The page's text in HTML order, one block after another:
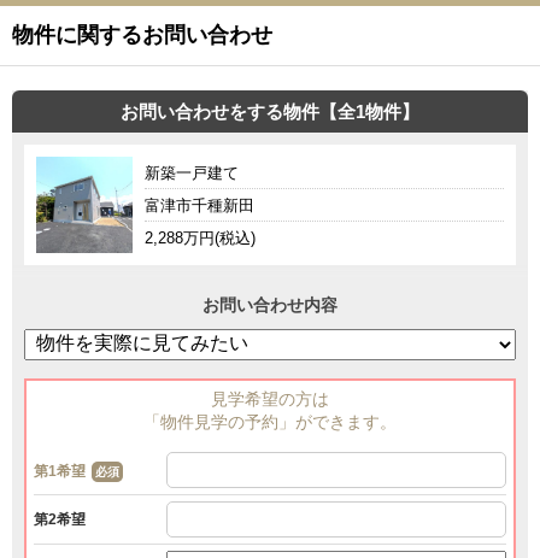
物件に関するお問い合わせ
お問い合わせをする物件【全1物件】
新築一戸建て
富津市千種新田
2,288万円(税込)
お問い合わせ内容
見学希望の方は
「物件見学の予約」ができます。
第1希望 必須
第2希望